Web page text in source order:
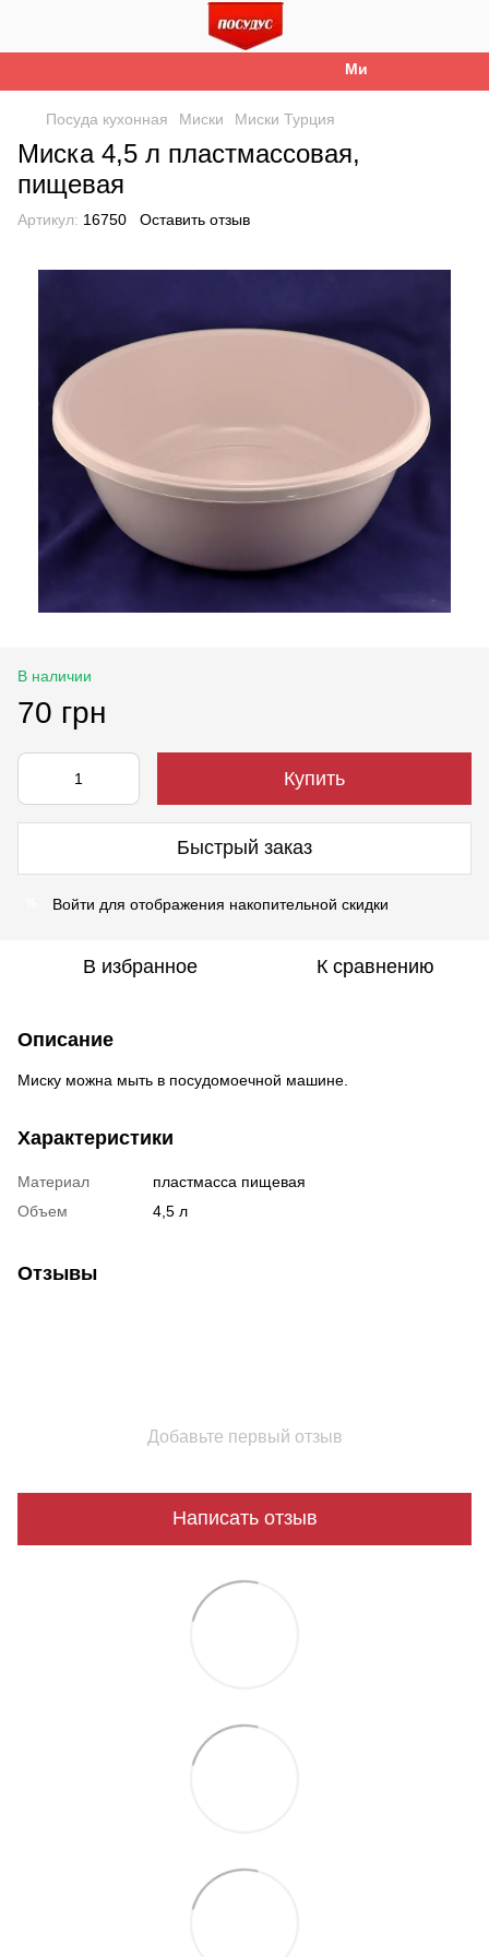
Ми працюємо. Все
Посуда кухонная Миски Миски Турция
Миска 4,5 л пластмассовая,
пищевая
Артикул: 16750 Оставить отзыв
В наличии
70 грн
Купить
Быстрый заказ
Войти для отображения накопительной скидки
В избранное К сравнению
Описание
Миску можна мыть в посудомоечной машине.
Характеристики
Материал
пластмасса пищевая
Объем
4,5 л
Отзывы
Добавьте первый отзыв
Написать отзыв